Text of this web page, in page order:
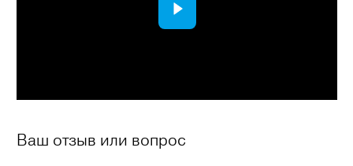
Ваш отзыв или вопрос